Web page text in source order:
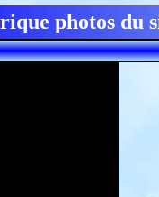
photos du